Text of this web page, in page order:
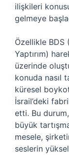
ilişkileri
gelmeye
Özellikle BDS
Yaptırım)
üzerinde
konuda nasıl
küresel
İsrail’deki
etti. Bu
büyük
mesele,
seslerin